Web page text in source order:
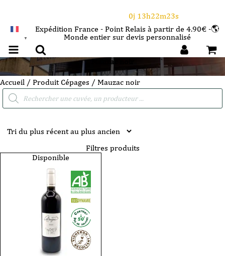
0j 13h22m23s
▼
Expédition France - Point Relais à partir de 4.90€ -🌎
Monde entier sur devis personnalisé
Mauzac noir
Accueil / Produit Cépages / Mauzac noir
Recherche
Filtres produits
Disponible